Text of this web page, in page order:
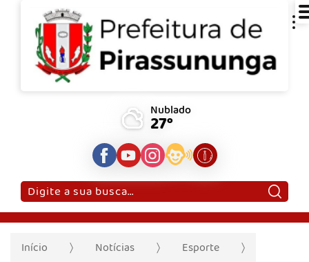
Nublado
27°
Pesquisar:
Início Notícias
Esporte